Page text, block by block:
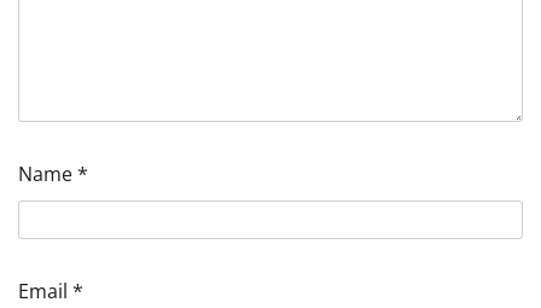
Name*
Email *